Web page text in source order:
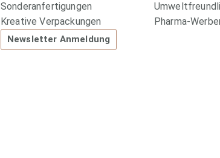
Sonderanfertigungen
Kreative Verpackungen
Newsletter Anmeldung
Pharma-